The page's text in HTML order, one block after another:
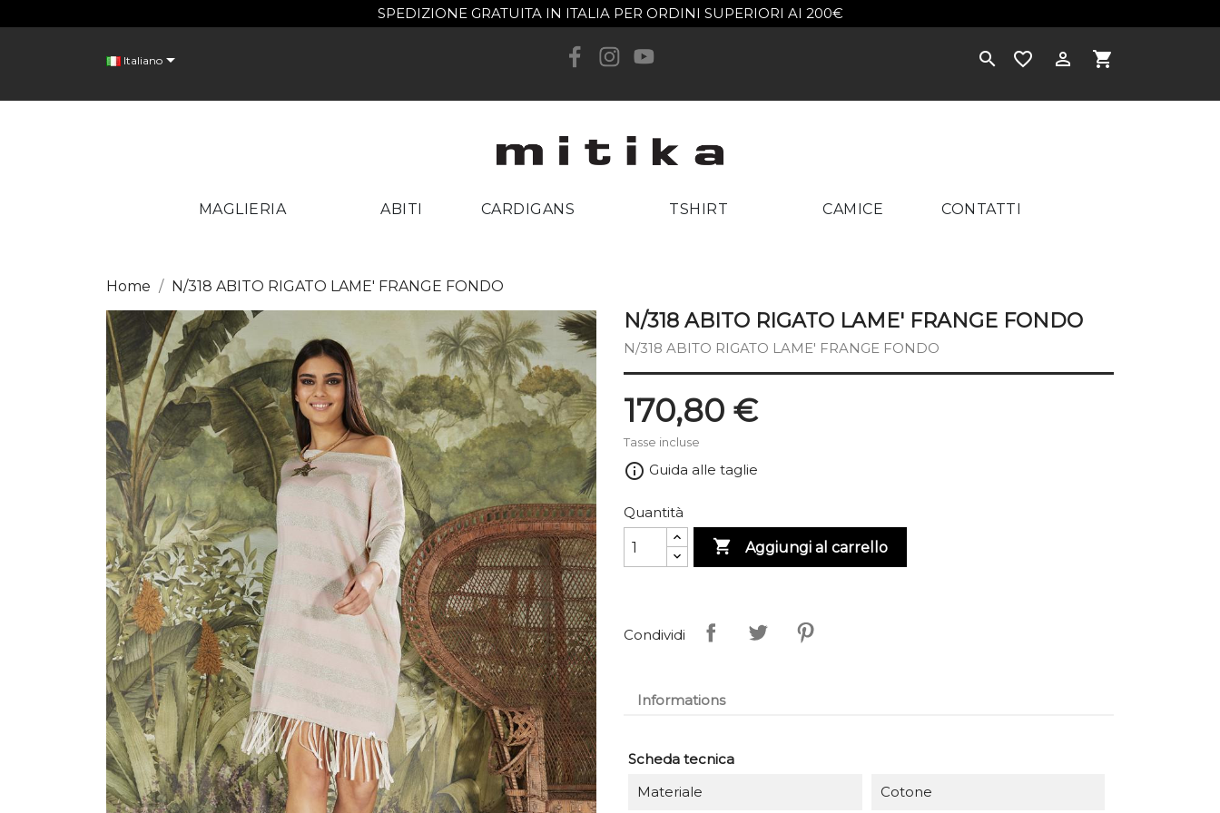
SPEDIZIONE GRATUITA IN ITALIA PER ORDINI SUPERIORI AI 200€
Italiano    shopping_cart
MAGLIERIA ABITI CARDIGANS TSHIRT CAMICE CONTATTI
Home N/318 ABITO RIGATO LAME' FRANGE FONDO
N/318 ABITO RIGATO LAME' FRANGE FONDO
N/318 ABITO RIGATO LAME' FRANGE FONDO
170,80 €
Tasse incluse
info_outline Guida alle taglie
Quantità
 Aggiungi al carrello
Condividi
Informations
Scheda tecnica
Materiale
Cotone
Create wishlist